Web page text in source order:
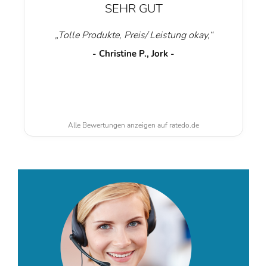
SEHR GUT
„Tolle Produkte, Preis/ Leistung okay,“
- Christine P., Jork -
Alle Bewertungen anzeigen auf ratedo.de